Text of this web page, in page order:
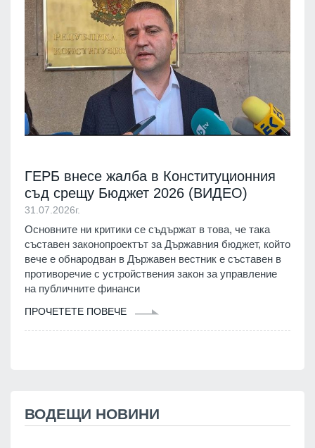
ГЕРБ внесе жалба в Конституционния
съд срещу Бюджет 2026 (ВИДЕО)
31.07.2026г.
Основните ни критики се съдържат в това, че така
съставен законопроектът за Държавния бюджет, който
вече е обнародван в Държавен вестник е съставен в
противоречие с устройствения закон за управление
на публичните финанси
ПРОЧЕТЕТЕ ПОВЕЧЕ
ВОДЕЩИ НОВИНИ